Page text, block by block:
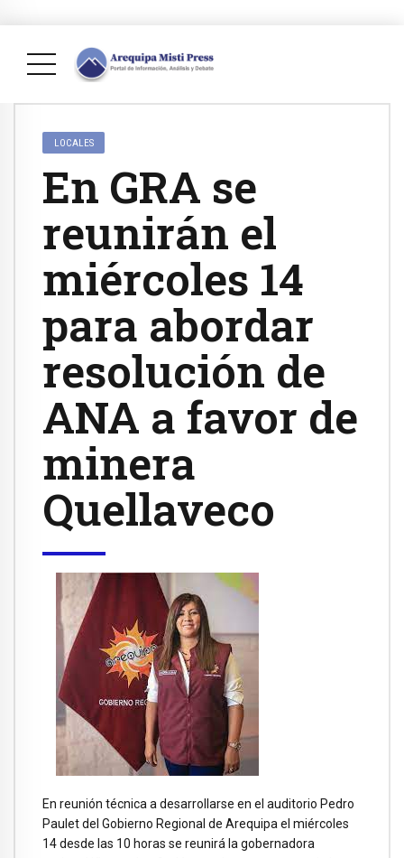
LOCALES
En GRA se
reunirán el
miércoles 14
para abordar
resolución de
ANA a favor de
minera
Quellaveco
En reunión técnica a desarrollarse en el auditorio Pedro
Paulet del Gobierno Regional de Arequipa el miércoles
14 desde las 10 horas se reunirá la gobernadora